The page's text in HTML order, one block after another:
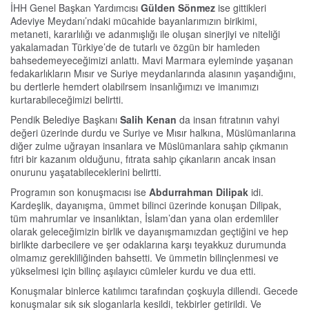
İHH Genel Başkan Yardımcısı Gülden Sönmez ise gittikleri
Adeviye Meydanı’ndaki mücahide bayanlarımızın birikimi,
metaneti, kararlılığı ve adanmışlığı ile oluşan sinerjiyi ve niteliği
yakalamadan Türkiye’de de tutarlı ve özgün bir hamleden
bahsedemeyeceğimizi anlattı. Mavi Marmara eyleminde yaşanan
fedakarlıkların Mısır ve Suriye meydanlarında alasının yaşandığını,
bu dertlerle hemdert olabilrsem insanlığımızı ve imanımızı
kurtarabileceğimizi belirtti.
Pendik Belediye Başkanı Salih Kenan da insan fıtratının vahyi
değeri üzerinde durdu ve Suriye ve Mısır halkına, Müslümanlarına
diğer zulme uğrayan insanlara ve Müslümanlara sahip çıkmanın
fıtri bir kazanım olduğunu, fıtrata sahip çıkanların ancak insan
onurunu yaşatabileceklerini belirtti.
Programın son konuşmacısı ise Abdurrahman Dilipak idi.
Kardeşlik, dayanışma, ümmet bilinci üzerinde konuşan Dilipak,
tüm mahrumlar ve insanlıktan, İslam’dan yana olan erdemliler
olarak geleceğimizin birlik ve dayanışmamızdan geçtiğini ve hep
birlikte darbecilere ve şer odaklarına karşı teyakkuz durumunda
olmamız gerekliliğinden bahsetti. Ve ümmetin bilinçlenmesi ve
yükselmesi için bilinç aşılayıcı cümleler kurdu ve dua etti.
Konuşmalar binlerce katılımcı tarafından çoşkuyla dillendi. Gecede
konuşmalar sık sık sloganlarla kesildi, tekbirler getirildi. Ve